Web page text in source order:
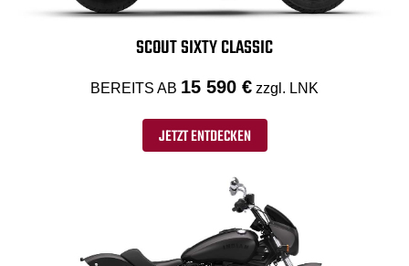
SCOUT SIXTY CLASSIC
BEREITS AB 15 590 € zzgl. LNK
JETZT ENTDECKEN